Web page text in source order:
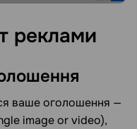
реклами
ваше оголошення —
image or video),